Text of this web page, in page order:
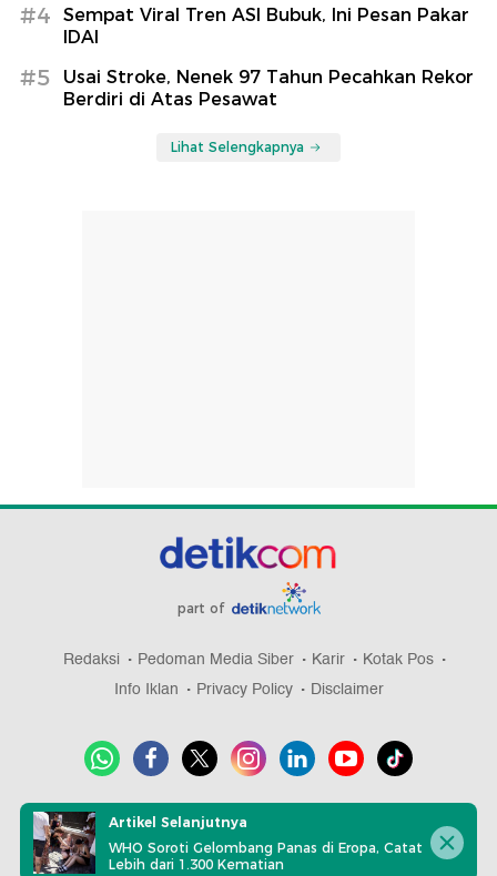
#4
Sempat Viral Tren ASI Bubuk, Ini Pesan Pakar
IDAI
#5
Usai Stroke, Nenek 97 Tahun Pecahkan Rekor
Berdiri di Atas Pesawat
Lihat Selengkapnya
part of
Redaksi Pedoman Media Siber Karir
Kotak Pos
Info Iklan
Privacy Policy Disclaimer
Artikel Selanjutnya
WHO Soroti Gelombang Panas di Eropa, Catat
Lebih dari 1.300 Kematian